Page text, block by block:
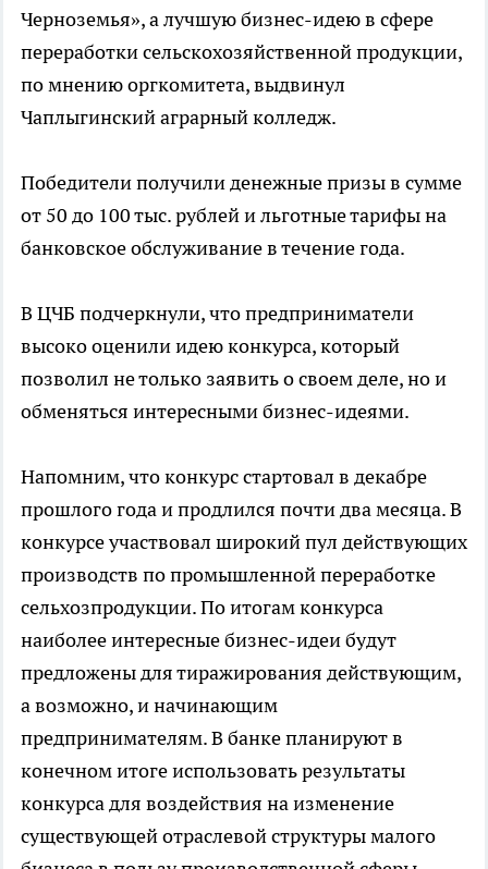
Черноземья», а лучшую бизнес-идею в сфере
переработки сельскохозяйственной продукции,
по мнению оргкомитета, выдвинул
Чаплыгинский аграрный колледж.
Победители получили денежные призы в сумме
от 50 до 100 тыс. рублей и льготные тарифы на
банковское обслуживание в течение года.
В ЦЧБ подчеркнули, что предприниматели
высоко оценили идею конкурса, который
позволил не только заявить о своем деле, но и
обменяться интересными бизнес-идеями.
Напомним, что конкурс стартовал в декабре
прошлого года и продлился почти два месяца. В
конкурсе участвовал широкий пул действующих
производств по промышленной переработке
сельхозпродукции. По итогам конкурса
наиболее интересные бизнес-идеи будут
предложены для тиражирования действующим,
а возможно, и начинающим
предпринимателям. В банке планируют в
конечном итоге использовать результаты
конкурса для воздействия на изменение
существующей отраслевой структуры малого